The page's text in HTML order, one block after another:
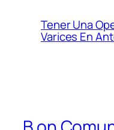
Tener Una
Varices En